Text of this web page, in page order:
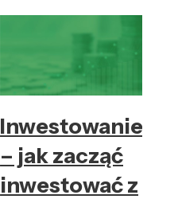
Inwestowanie
– jak zacząć
inwestować z